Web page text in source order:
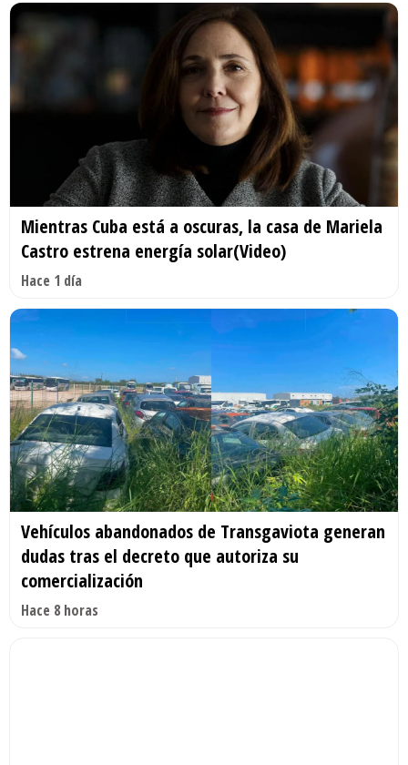
Mientras Cuba está a oscuras, la casa de Mariela
Castro estrena energía solar(Video)
Hace 1 día
Vehículos abandonados de Transgaviota generan
dudas tras el decreto que autoriza su
comercialización
Hace 8 horas